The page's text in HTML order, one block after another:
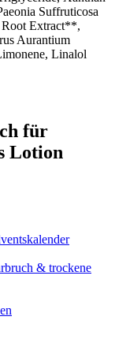
Suffruticosa
Extract**,
Aurantium
Linalol
für
Lotion
& trockene